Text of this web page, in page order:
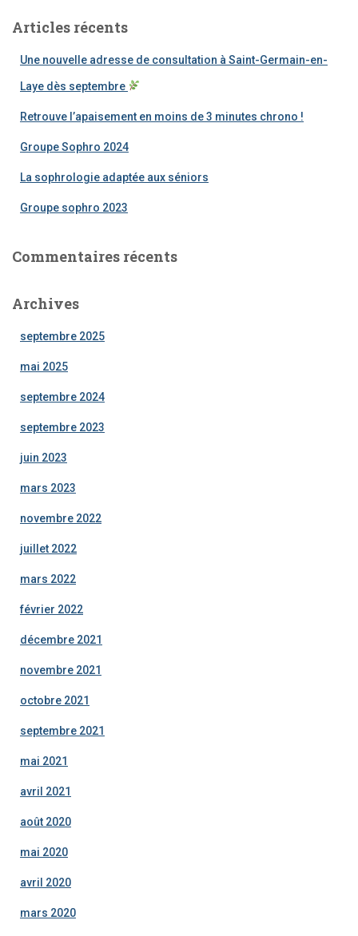
rArticles récents
Une nouvelle adresse de consultation à Saint-Germain-en-
Laye dès septembre
Retrouve l’apaisement en moins de 3 minutes chrono !
Groupe Sophro 2024
La sophrologie adaptée aux séniors
Groupe sophro 2023
Commentaires récents
Archives
septembre 2025
mai 2025
septembre 2024
septembre 2023
juin 2023
mars 2023
novembre 2022
juillet 2022
mars 2022
février 2022
décembre 2021
novembre 2021
octobre 2021
septembre 2021
mai 2021
avril 2021
août 2020
mai 2020
avril 2020
mars 2020